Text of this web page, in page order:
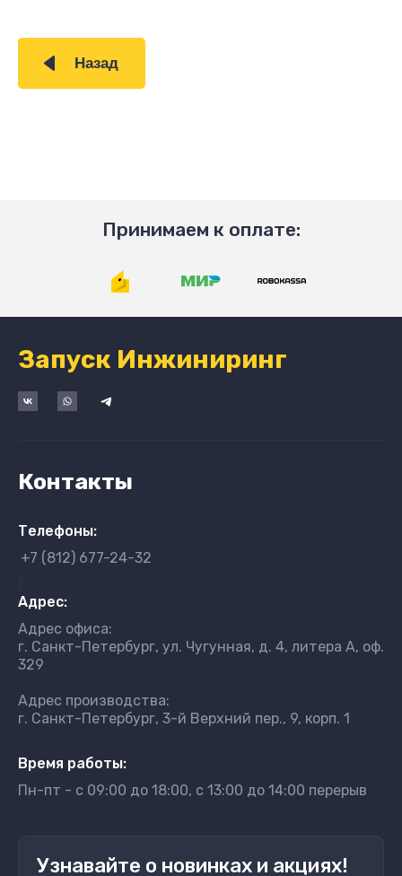
Назад
Принимаем к оплате:
Запуск Инжиниринг
Контакты
Телефоны:
+7 (812) 677-24-32
Адрес:
Адрес офиса:
г. Санкт-Петербург, ул. Чугунная, д. 4, литера А, оф.
329
Адрес производства:
г. Санкт-Петербург, 3-й Верхний пер., 9, корп. 1
Время работы:
Пн-пт - с 09:00 до 18:00, с 13:00 до 14:00 перерыв
Узнавайте о новинках и акциях!